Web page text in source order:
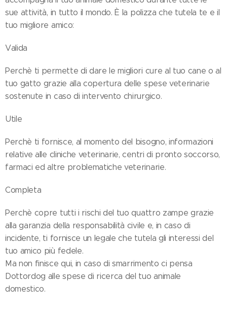
sue attività, in tutto il mondo. È la polizza che tutela te e il
tuo migliore amico:
Valida
Perchè ti permette di dare le migliori cure al tuo cane o al
tuo gatto grazie alla copertura delle spese veterinarie
sostenute in caso di intervento chirurgico.
Utile
Perchè ti fornisce, al momento del bisogno, informazioni
relative alle cliniche veterinarie, centri di pronto soccorso,
farmaci ed altre problematiche veterinarie.
Completa
Perchè copre tutti i rischi del tuo quattro zampe grazie
alla garanzia della responsabilità civile e, in caso di
incidente, ti fornisce un legale che tutela gli interessi del
tuo amico più fedele.
Ma non finisce qui, in caso di smarrimento ci pensa
Dottordog alle spese di ricerca del tuo animale
domestico.